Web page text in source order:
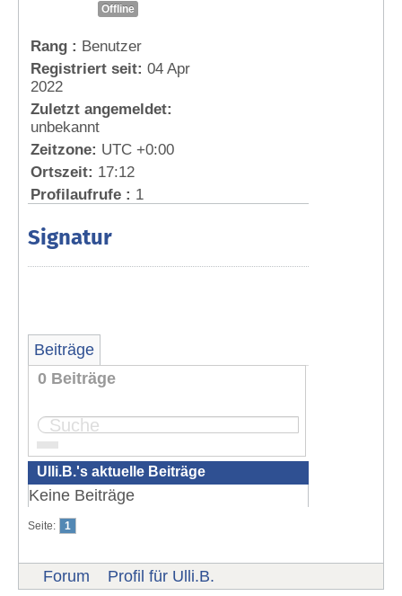
Offline
Rang : Benutzer
Registriert seit: 04 Apr
2022
Zuletzt angemeldet:
unbekannt
Zeitzone: UTC +0:00
Ortszeit: 17:12
Profilaufrufe : 1
Signatur
Beiträge
0 Beiträge
Ulli.B.'s aktuelle Beiträge
Keine Beiträge
Seite: 1
Forum Profil für Ulli.B.